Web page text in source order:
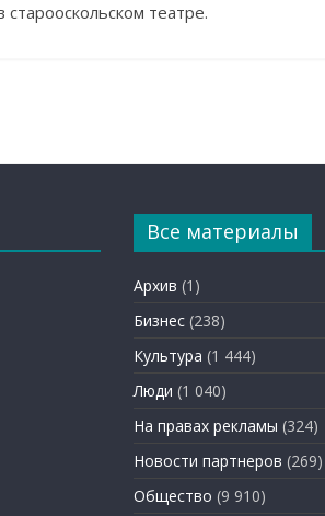
театре.
Все материалы
Архив (1)
Бизнес (238)
Культура (1 444)
Люди (1 040)
На правах рекламы (324)
Новости партнеров (269)
Общество (9 910)